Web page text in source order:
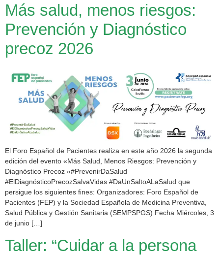
Más salud, menos riesgos:
Prevención y Diagnóstico
precoz 2026
El Foro Español de Pacientes realiza en este año 2026 la segunda
edición del evento «Más Salud, Menos Riesgos: Prevención y
Diagnóstico Precoz «#PrevenirDaSalud
#ElDiagnósticoPrecozSalvaVidas #DaUnSaltoALaSalud que
persigue los siguientes fines: Organizadores: Foro Español de
Pacientes (FEP) y la Sociedad Española de Medicina Preventiva,
Salud Pública y Gestión Sanitaria (SEMPSPGS) Fecha Miércoles, 3
de junio […]
Taller: “Cuidar a la persona